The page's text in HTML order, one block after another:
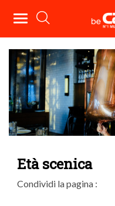
Età scenica
Condividi la pagina :